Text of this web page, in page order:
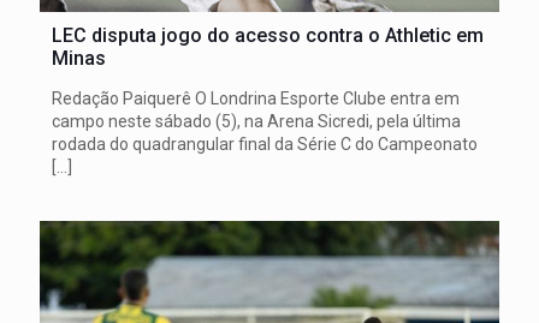
LEC disputa jogo do acesso contra o Athletic em
Minas
Redação Paiquerê O Londrina Esporte Clube entra em
campo neste sábado (5), na Arena Sicredi, pela última
rodada do quadrangular final da Série C do Campeonato